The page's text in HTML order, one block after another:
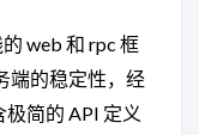
web 和 rpc 框
端的稳定性，经
简的 API 定义